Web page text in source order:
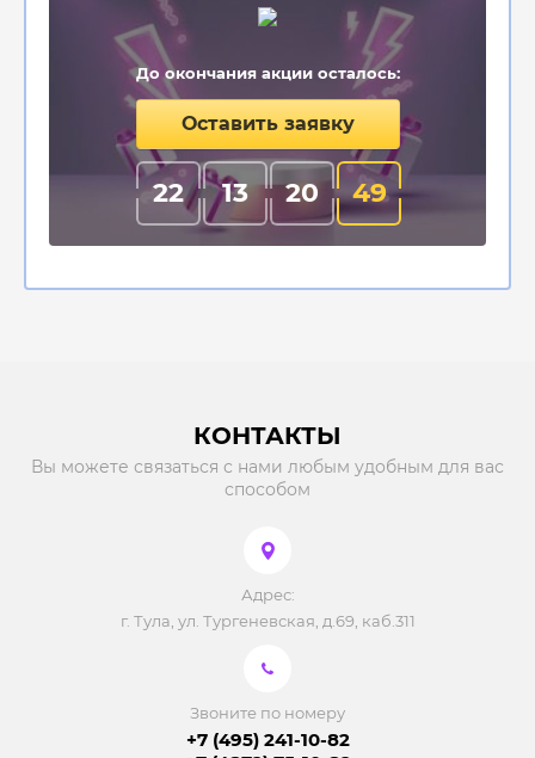
До окончания акции осталось:
Оставить заявку
22 13 20 48
КОНТАКТЫ
Вы можете связаться с нами любым удобным для вас
способом
Адрес:
г. Тула, ул. Тургеневская, д.69, каб.311
Звоните по номеру
+7 (495) 241-10-82